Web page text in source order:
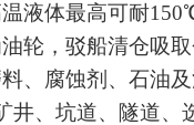
液体最高可耐
轮，驳船清仓吸取
、腐蚀剂、石油
井、坑道、隧道、